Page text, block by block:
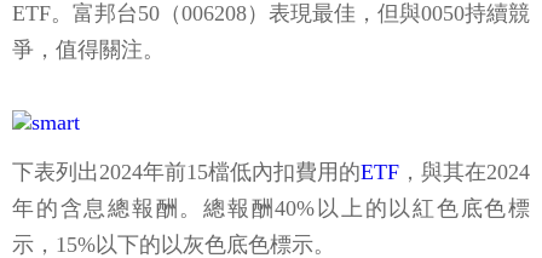
ETF。富邦台50（006208）表現最佳，但與0050持續競
爭，值得關注。
下表列出2024年前15檔低內扣費用的ETF ，與其在2024
年的含息總報酬。總報酬40%以上的以紅色底色標
示，15%以下的以灰色底色標示。